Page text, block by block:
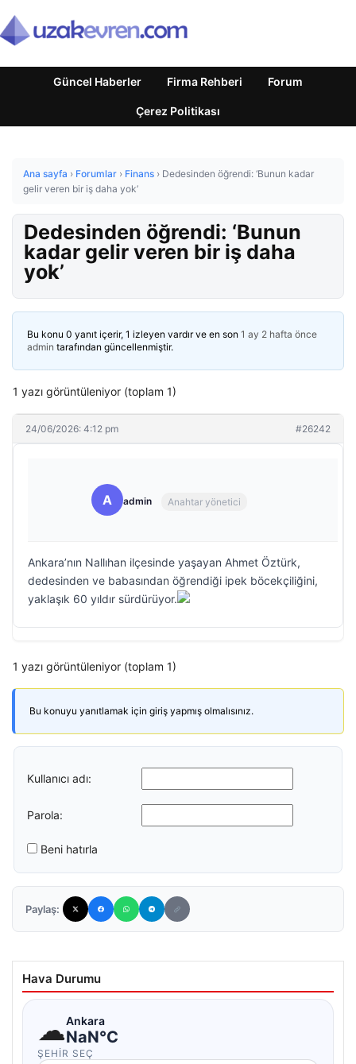
Güncel Haberler Firma Rehberi Forum
Çerez Politikası
Ana sayfa › Forumlar › Finans › Dedesinden öğrendi: ‘Bunun kadar
gelir veren bir iş daha yok’
Dedesinden öğrendi: ‘Bunun
kadar gelir veren bir iş daha
yok’
Bu konu 0 yanıt içerir, 1 izleyen vardır ve en son 1 ay 2 hafta önce
admin tarafından güncellenmiştir.
1 yazı görüntüleniyor (toplam 1)
24/06/2026: 4:12 pm #26242
A admin Anahtar yönetici
Ankara’nın Nallıhan ilçesinde yaşayan Ahmet Öztürk,
dedesinden ve babasından öğrendiği ipek böcekçiliğini,
yaklaşık 60 yıldır sürdürüyor.
1 yazı görüntüleniyor (toplam 1)
Bu konuyu yanıtlamak için giriş yapmış olmalısınız.
Kullanıcı adı:
Parola:
Beni hatırla
Paylaş:
Hava Durumu
☁Ankara
NaN°C
ŞEHIR SEÇ